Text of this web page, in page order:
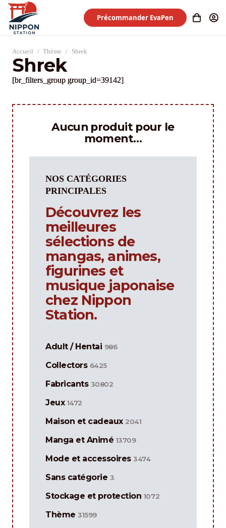
Précommander EvaPen
Accueil / Thème / Shrek
Shrek
[br_filters_group group_id=39142]
Aucun produit pour le
moment…
NOS CATÉGORIES
PRINCIPALES
Découvrez les
meilleures
sélections de
mangas, animes,
figurines et
musique japonaise
chez Nippon
Station.
Adult / Hentai 986
Collectors 6425
Fabricants 30802
Jeux 1472
Maison et cadeaux 2041
Manga et Animé 13709
Mode et accessoires 3474
Sans catégorie 3
Stockage et protection 1072
Thème 31599